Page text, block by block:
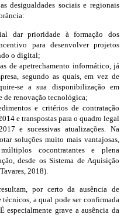
desigualdades sociais e regionais
dar prioridade à formação dos
para desenvolver projetos
o digital;
de apetrechamento informático, já
segundo as quais, em vez de
se a sua disponibilização em
de renovação tecnológica;
e critérios de contratação
e transpostas para o quadro legal
e sucessivas atualizações. Na
soluções muito mais vantajosas,
cocontratantes e plena
desde os Sistema de Aquisição
2018).
por certo da ausência de
a qual pode ser confirmada
especialmente grave a ausência da